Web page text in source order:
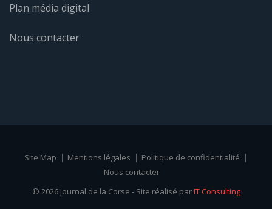
Plan média digital
Nous contacter
Site Map Mentions légales
Politique de confidentialité
Nous contacter
© 2026 Journal de la Corse - Site réalisé parIT Consulting